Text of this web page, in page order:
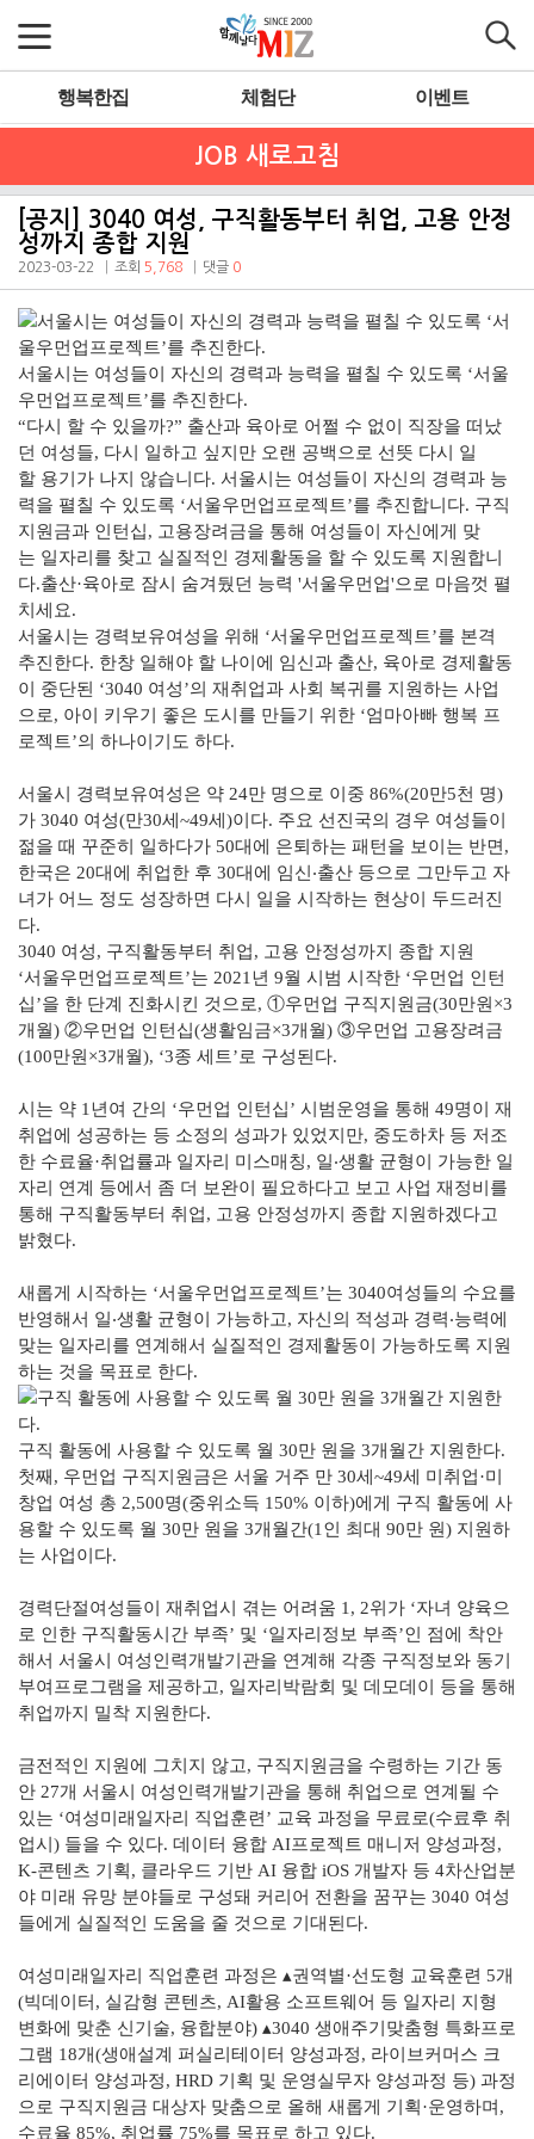
행복한집 체험단 이벤트
JOB 새로고침
[공지] 3040 여성, 구직활동부터 취업, 고용 안정
성까지 종합 지원
2023-03-22 조회 5,768 댓글 0
서울시는 여성들이 자신의 경력과 능력을 펼칠 수 있도록 ‘서울
우먼업프로젝트’를 추진한다.
“다시 할 수 있을까?” 출산과 육아로 어쩔 수 없이 직장을 떠났
던 여성들, 다시 일하고 싶지만 오랜 공백으로 선뜻 다시 일
할 용기가 나지 않습니다. 서울시는 여성들이 자신의 경력과 능
력을 펼칠 수 있도록 ‘서울우먼업프로젝트’를 추진합니다. 구직
지원금과 인턴십, 고용장려금을 통해 여성들이 자신에게 맞
는 일자리를 찾고 실질적인 경제활동을 할 수 있도록 지원합니
다.출산·육아로 잠시 숨겨뒀던 능력 '서울우먼업'으로 마음껏 펼
치세요.
서울시는 경력보유여성을 위해 ‘서울우먼업프로젝트’를 본격
추진한다. 한창 일해야 할 나이에 임신과 출산, 육아로 경제활동
이 중단된 ‘3040 여성’의 재취업과 사회 복귀를 지원하는 사업
으로, 아이 키우기 좋은 도시를 만들기 위한 ‘엄마아빠 행복 프
로젝트’의 하나이기도 하다.
서울시 경력보유여성은 약 24만 명으로 이중 86%(20만5천 명)
가 3040 여성(만30세~49세)이다. 주요 선진국의 경우 여성들이
젊을 때 꾸준히 일하다가 50대에 은퇴하는 패턴을 보이는 반면,
한국은 20대에 취업한 후 30대에 임신‧출산 등으로 그만두고 자
녀가 어느 정도 성장하면 다시 일을 시작하는 현상이 두드러진
다.
3040 여성, 구직활동부터 취업, 고용 안정성까지 종합 지원
‘서울우먼업프로젝트’는 2021년 9월 시범 시작한 ‘우먼업 인턴
십’을 한 단계 진화시킨 것으로, ①우먼업 구직지원금(30만원×3
개월) ②우먼업 인턴십(생활임금×3개월) ③우먼업 고용장려금
(100만원×3개월), ‘3종 세트’로 구성된다.
시는 약 1년여 간의 ‘우먼업 인턴십’ 시범운영을 통해 49명이 재
취업에 성공하는 등 소정의 성과가 있었지만, 중도하차 등 저조
한 수료율·취업률과 일자리 미스매칭, 일‧생활 균형이 가능한 일
자리 연계 등에서 좀 더 보완이 필요하다고 보고 사업 재정비를
통해 구직활동부터 취업, 고용 안정성까지 종합 지원하겠다고
밝혔다.
새롭게 시작하는 ‘서울우먼업프로젝트’는 3040여성들의 수요를
반영해서 일‧생활 균형이 가능하고, 자신의 적성과 경력‧능력에
맞는 일자리를 연계해서 실질적인 경제활동이 가능하도록 지원
하는 것을 목표로 한다.
구직 활동에 사용할 수 있도록 월 30만 원을 3개월간 지원한다.
첫째, 우먼업 구직지원금은 서울 거주 만 30세~49세 미취업·미
창업 여성 총 2,500명(중위소득 150% 이하)에게 구직 활동에 사
용할 수 있도록 월 30만 원을 3개월간(1인 최대 90만 원) 지원하
는 사업이다.
경력단절여성들이 재취업시 겪는 어려움 1, 2위가 ‘자녀 양육으
로 인한 구직활동시간 부족’ 및 ‘일자리정보 부족’인 점에 착안
해서 서울시 여성인력개발기관을 연계해 각종 구직정보와 동기
부여프로그램을 제공하고, 일자리박람회 및 데모데이 등을 통해
취업까지 밀착 지원한다.
금전적인 지원에 그치지 않고, 구직지원금을 수령하는 기간 동
안 27개 서울시 여성인력개발기관을 통해 취업으로 연계될 수
있는 ‘여성미래일자리 직업훈련’ 교육 과정을 무료로(수료후 취
업시) 들을 수 있다. 데이터 융합 AI프로젝트 매니저 양성과정,
K-콘텐츠 기획, 클라우드 기반 AI 융합 iOS 개발자 등 4차산업분
야 미래 유망 분야들로 구성돼 커리어 전환을 꿈꾸는 3040 여성
들에게 실질적인 도움을 줄 것으로 기대된다.
여성미래일자리 직업훈련 과정은 ▴권역별·선도형 교육훈련 5개
(빅데이터, 실감형 콘텐츠, AI활용 소프트웨어 등 일자리 지형
변화에 맞춘 신기술, 융합분야) ▴3040 생애주기맞춤형 특화프로
그램 18개(생애설계 퍼실리테이터 양성과정, 라이브커머스 크
리에이터 양성과정, HRD 기획 및 운영실무자 양성과정 등) 과정
으로 구직지원금 대상자 맞춤으로 올해 새롭게 기획·운영하며,
수료율 85%, 취업률 75%를 목표로 하고 있다.